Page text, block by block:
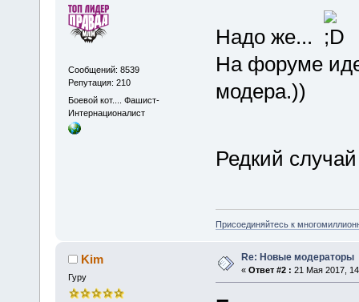
Сообщений: 8539
Репутация: 210
Боевой кот.... Фашист-
Интернационалист
Надо же...
На форуме
модера.))
Редкий
Присоединяйтесь к
Kim
Гуру
Re: Новые модераторы
« Ответ #2 : 21 Мая 2017,